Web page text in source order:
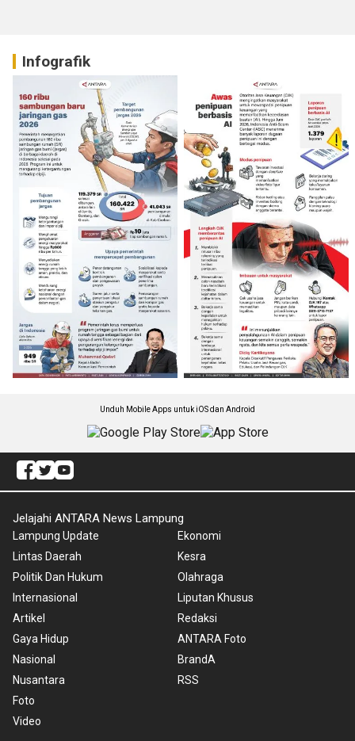
Infografik
Unduh Mobile Apps untuk iOS dan Android
Jelajahi ANTARA News Lampung
Lampung Update
Lintas Daerah
Politik Dan Hukum
Internasional
Artikel
Gaya Hidup
Nasional
Nusantara
Foto
Video
Ekonomi
Kesra
Olahraga
Liputan Khusus
Redaksi
ANTARA Foto
BrandA
RSS